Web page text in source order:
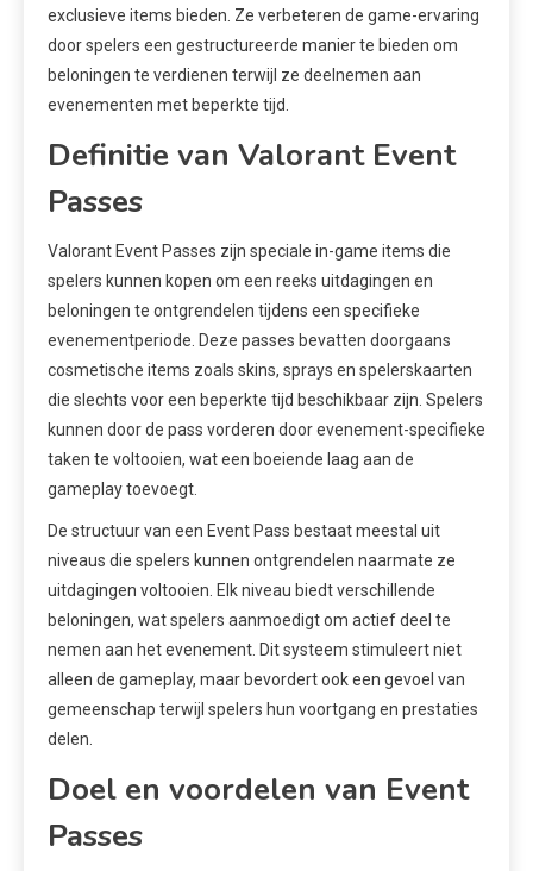
exclusieve items bieden. Ze verbeteren de game-ervaring
door spelers een gestructureerde manier te bieden om
beloningen te verdienen terwijl ze deelnemen aan
evenementen met beperkte tijd.
Definitie van Valorant Event
Passes
Valorant Event Passes zijn speciale in-game items die
spelers kunnen kopen om een reeks uitdagingen en
beloningen te ontgrendelen tijdens een specifieke
evenementperiode. Deze passes bevatten doorgaans
cosmetische items zoals skins, sprays en spelerskaarten
die slechts voor een beperkte tijd beschikbaar zijn. Spelers
kunnen door de pass vorderen door evenement-specifieke
taken te voltooien, wat een boeiende laag aan de
gameplay toevoegt.
De structuur van een Event Pass bestaat meestal uit
niveaus die spelers kunnen ontgrendelen naarmate ze
uitdagingen voltooien. Elk niveau biedt verschillende
beloningen, wat spelers aanmoedigt om actief deel te
nemen aan het evenement. Dit systeem stimuleert niet
alleen de gameplay, maar bevordert ook een gevoel van
gemeenschap terwijl spelers hun voortgang en prestaties
delen.
Doel en voordelen van Event
Passes